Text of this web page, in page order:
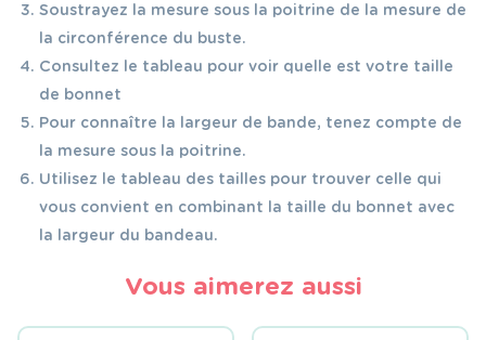
Soustrayez la mesure sous la poitrine de la mesure de
la circonférence du buste.
Consultez le tableau pour voir quelle est votre taille
de bonnet
Pour connaître la largeur de bande, tenez compte de
la mesure sous la poitrine.
Utilisez le tableau des tailles pour trouver celle qui
vous convient en combinant la taille du bonnet avec
la largeur du bandeau.
Vous aimerez aussi